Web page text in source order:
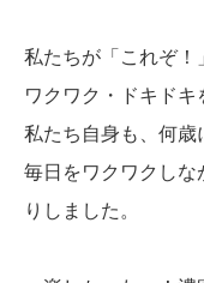
私たちが「これぞ！
ワクワク・ドキドキ
私たち自身も、何歳
毎日をワクワクしな
りしました。